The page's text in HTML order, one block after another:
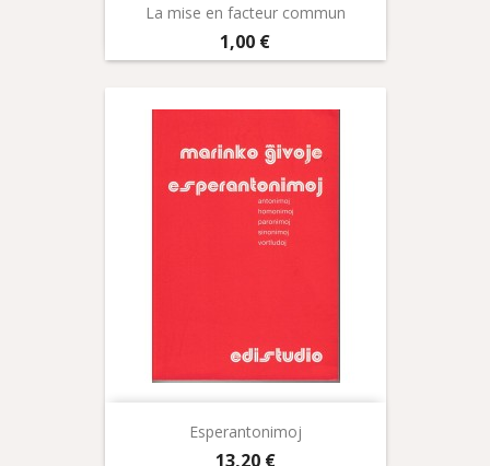
La mise en facteur commun
Prix
1,00 €
Esperantonimoj
Prix
13,20 €